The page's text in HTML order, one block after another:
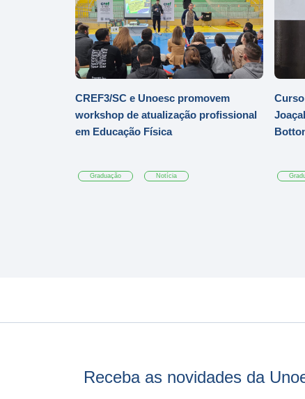
CREF3/SC e Unoesc promovem
workshop de atualização profissional
em Educação Física
Graduação Notícia
Receba as novidades da